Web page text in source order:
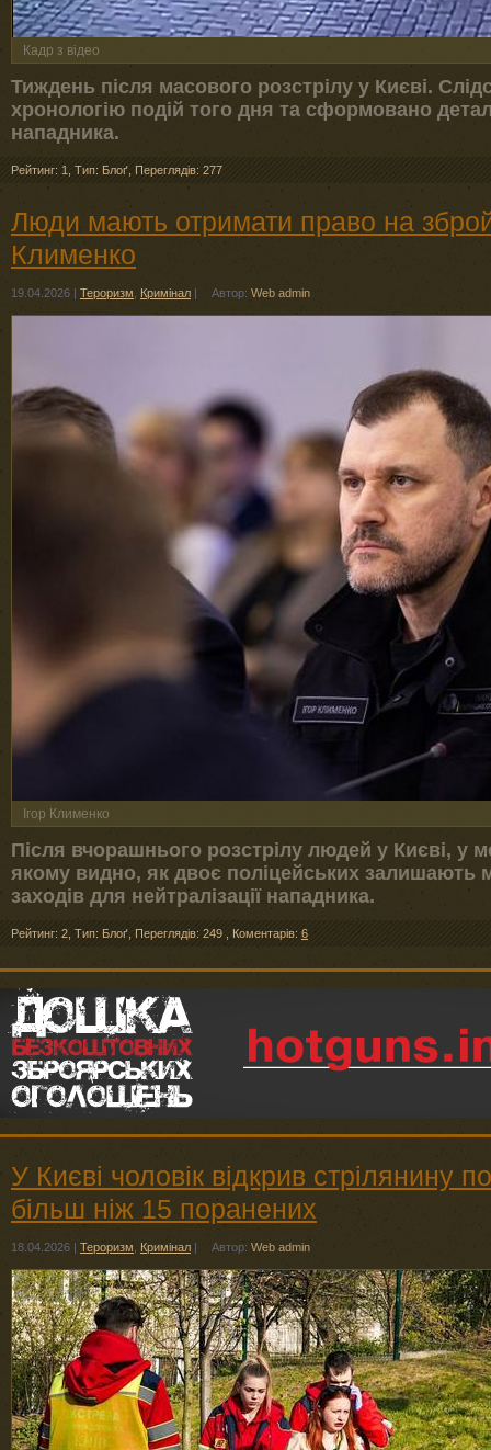
Кадр з відео
Тиждень після масового розстрілу у Києві.
хронологію подій того дня та сформовано
нападника.
Рейтинг: 1 Тип: Блоґ Переглядів: 277
Люди мають отримати право на
Клименко
19.04.2026 | Тероризм Кримінал | Автор: Web admin
Ігор Клименко
Після вчорашнього розстрілу людей у Києві, у
якому видно, як двоє поліцейських залишають
заходів для нейтралізації нападника.
Рейтинг: 2 Тип: Блоґ Переглядів: 249 Коментарів: 6
У Києві чоловік відкрив стрілянину
більш ніж 15 поранених
18.04.2026 | Тероризм Кримінал | Автор: Web admin